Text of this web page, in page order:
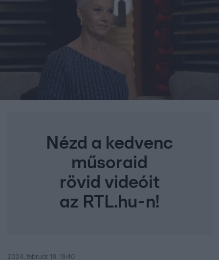
Nézd a kedvenc
műsoraid
rövid videóit
az RTL.hu-n!
2024. február 18. 19:40